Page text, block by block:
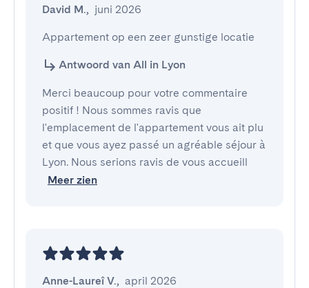
David M., juni 2026
Appartement op een zeer gunstige locatie
Antwoord van All in Lyon
Merci beaucoup pour votre commentaire
positif ! Nous sommes ravis que
l'emplacement de l'appartement vous ait plu
et que vous ayez passé un agréable séjour à
Lyon. Nous serions ravis de vous accueill
Meer zien
Anne-Laureî V., april 2026